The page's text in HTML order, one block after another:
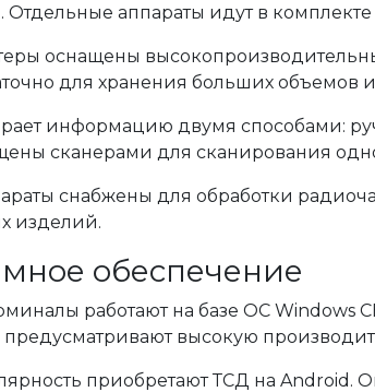
Отдельные аппараты идут в
оснащены
для хранения больших объемов
информацию двумя способами:
сканерами для сканирования
снабжены для обработки
изделий.
обеспечение
работают на базе ОС Windows
высокую
приобретают ТСД на